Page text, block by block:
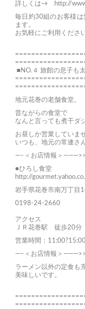
詳しくは→
http://
毎日約30組のお客様は
ます。
お気軽にご利用くださ
■NO.４ 旅館の息子も
地元花巻の老舗食堂。
昔ながらの食堂で
なんと言っても煮干ダ
お昼しか営業していま
いつも、地元の常連さ
—–＜お店情報＞
●ひろし食堂
http://
岩手県花巻市南万丁目
0198-24-2660
アクセス
ＪＲ花巻駅 徒歩20
営業時間：
—–＜お店情報＞
ラーメン以外の定食も
美味しいです。